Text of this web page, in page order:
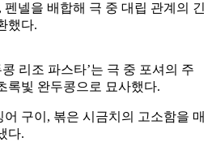
넬을 배합해 극 중 대립 관계의 긴
했다.
리조 파스타’는 극 중 포셔의 주
록빛 완두콩으로 묘사했다.
구이, 볶은 시금치의 고소함을 매
다.